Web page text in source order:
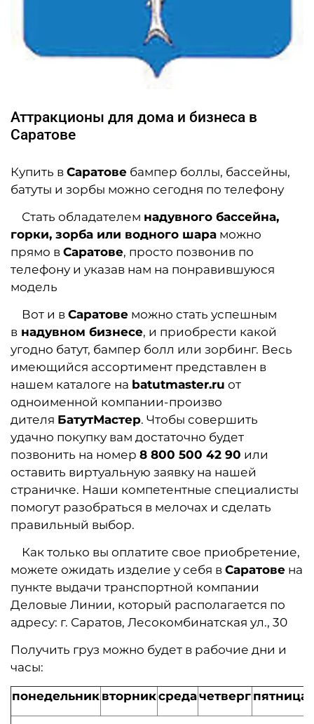
Аттракционы для дома и бизнеса в
Саратове
Купить в Саратове бампер боллы, бассейны,
батуты и зорбы можно сегодня по телефону
Стать обладателем надувного бассейна,
горки, зорба или водного шара можно
прямо в Саратове, просто позвонив по
телефону и указав нам на понравившуюся
модель
Вот и в Саратове можно стать успешным
в надувном бизнесе, и приобрести какой
угодно батут, бампер болл или зорбинг. Весь
имеющийся ассортимент представлен в
нашем каталоге на batutmaster.ru от
одноименной компании-произво
дителя БатутМастер. Чтобы совершить
удачно покупку вам достаточно будет
позвонить на номер 8 800 500 42 90 или
оставить виртуальную заявку на нашей
страничке. Наши компетентные специалисты
помогут разобраться в мелочах и сделать
правильный выбор.
Как только вы оплатите свое приобретение,
можете ожидать изделие у себя в Саратове на
пункте выдачи транспортной компании
Деловые Линии, который располагается по
адресу: г. Саратов, Лесокомбинатская ул., 30
Получить груз можно будет в рабочие дни и
часы:
понедельник вторниксредачетверг пятница